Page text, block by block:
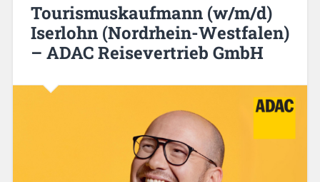
Tourismuskaufmann (w/m/d)
Iserlohn (Nordrhein-Westfalen)
– ADAC Reisevertrieb GmbH